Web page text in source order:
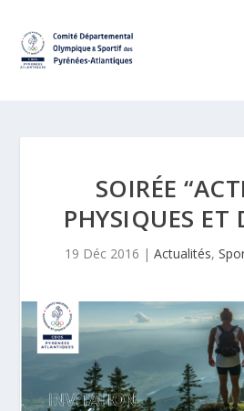
SOIRÉE
PHYSIQUES ET
19 Déc 2016 | Actualités,